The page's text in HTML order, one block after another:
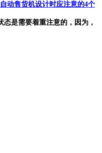
自动售货机设计时应注意的4个
是需要着重注意的，因为，